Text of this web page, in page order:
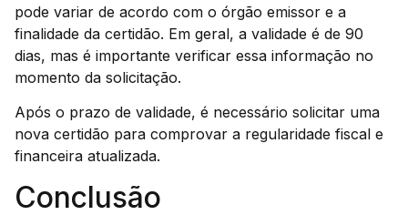
pode variar de acordo com o órgão emissor e a
finalidade da certidão. Em geral, a validade é de 90
dias, mas é importante verificar essa informação no
momento da solicitação.
Após o prazo de validade, é necessário solicitar uma
nova certidão para comprovar a regularidade fiscal e
financeira atualizada.
Conclusão